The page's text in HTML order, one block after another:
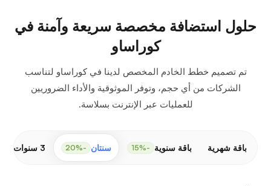
حلول استضافة مخصصة سريعة وآمنة في
كوراساو
تم تصميم خطط الخادم المخصص لدينا في كوراساو لتناسب
الشركات من أي حجم، وتوفر الموثوقية والأداء الضروريين
للعمليات عبر الإنترنت بسلاسة.
باقة شهرية باقة سنوية -15% سنتان -20% 3 سنوات